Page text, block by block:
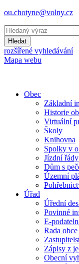
ou.chotyne@volny.cz
Hledat
rozšířené vyhledávání
Mapa webu
Obec
Základní
Historie
Virtuální
Školy
Knihovna
Spolky v
Jízdní řády
Dům s
Územní
Úřad
Úřední
Povinné
E-
Rada obce
Zápisy z
Obecní